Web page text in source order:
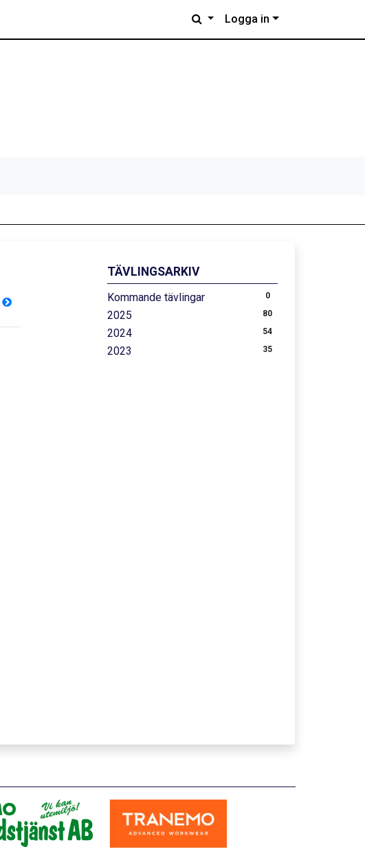
Logga in
TÄVLINGSARKIV
Kommande tävlingar 0
2025 80
2024 54
2023 35